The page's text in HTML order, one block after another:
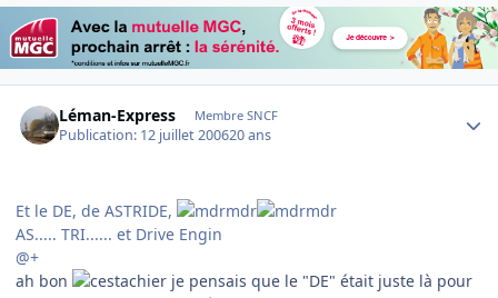
Léman-Express Membre SNCF
Publication: 12 juillet 200620 ans
Et le DE, de ASTRIDE,
AS..... TRI...... et Drive Engin
@+
ah bon
je pensais que le "DE" était juste là pour